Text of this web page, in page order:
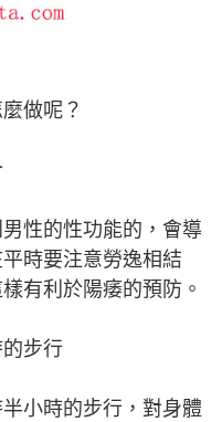
做呢？
性的性功能的，會導
時要注意勞逸相結
有利於陽痿的預防。
步行
小時的步行，對身體